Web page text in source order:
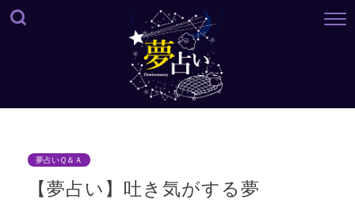
夢占いＱ＆Ａ
【夢占い】吐き気がする夢